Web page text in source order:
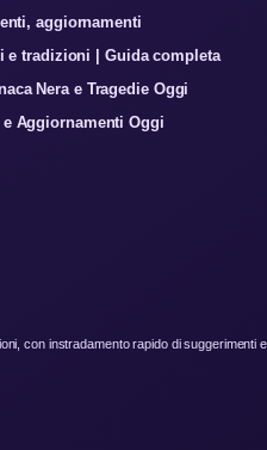
aggiornamenti
e tradizioni | Guida completa
Nera e Tragedie Oggi
Aggiornamenti Oggi
con instradamento rapido di suggerimenti e